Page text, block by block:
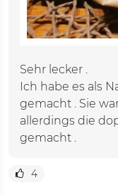
Sehr lecker .
Ich habe es als
gemacht . Sie
allerdings die
gemacht .
4